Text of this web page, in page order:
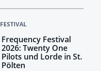
FESTIVAL
Frequency Festival
2026: Twenty One
Pilots und Lorde in St.
Pölten